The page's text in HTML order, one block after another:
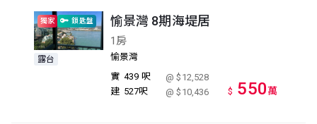
獨家 鎖匙盤
露台
愉景灣 8期海堤居
1房
愉景灣
實 439 呎
@ $12,528
建 527呎 @ $10,436 $ 550萬